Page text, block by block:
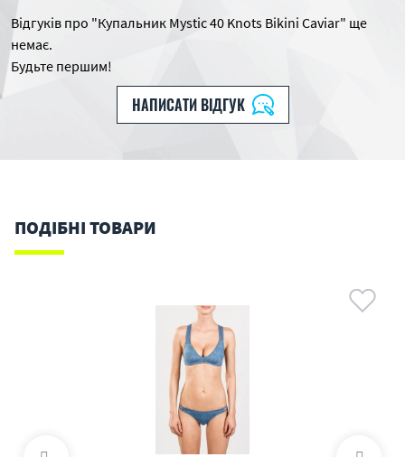
Відгуків про "Купальник Mystic 40 Knots Bikini Caviar" ще
немає.
Будьте першим!
НАПИСАТИ ВІДГУК
ПОДІБНІ ТОВАРИ